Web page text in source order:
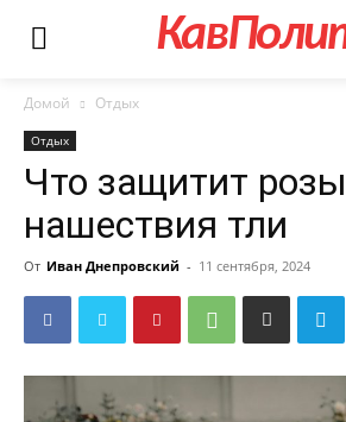
Домой Отдых
Отдых
Что защитит
нашествия тли
От Иван Днепровский - 11 сентября, 2024